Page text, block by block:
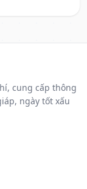
cung cấp thông
ngày tốt xấu